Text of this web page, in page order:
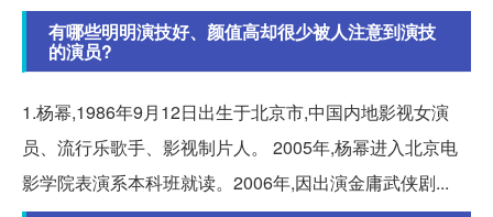
有哪些明明演技好、颜值高却很少被人注意到演技
的演员?
1.杨幂,1986年9月12日出生于北京市,中国内地影视女演
员、流行乐歌手、影视制片人。 2005年,杨幂进入北京电
影学院表演系本科班就读。2006年,因出演金庸武侠剧...